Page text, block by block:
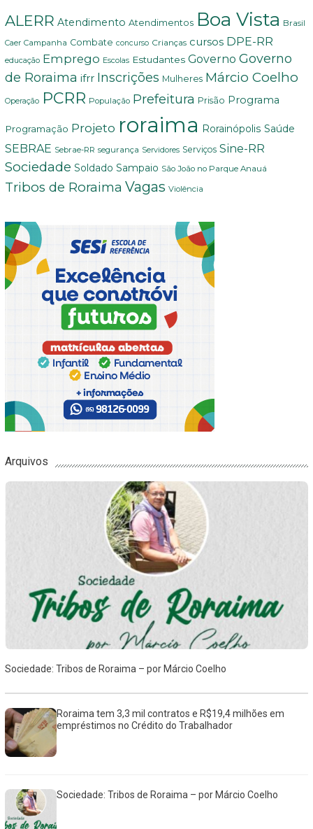
ALERR Atendimento Atendimentos Boa Vista Brasil
Caer Campanha Combate concurso Crianças cursos DPE-RR
educação Emprego Escolas Estudantes Governo Governo
de Roraima ifrr Inscrições Mulheres Márcio Coelho
Operação PCRR População Prefeitura Prisão Programa
Programação Projeto roraima Rorainópolis Saúde
SEBRAE Sebrae-RR segurança Servidores Serviços Sine-RR
Sociedade Soldado Sampaio São João no Parque Anauá
Tribos de Roraima Vagas Violência
Arquivos
Sociedade: Tribos de Roraima – por Márcio Coelho
Roraima tem 3,3 mil contratos e R$19,4 milhões em
empréstimos no Crédito do Trabalhador
Sociedade: Tribos de Roraima – por Márcio Coelho